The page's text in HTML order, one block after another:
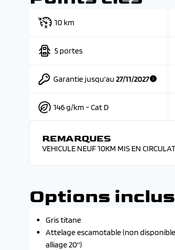
10 km
5 portes
Garantie jusqu'au 27/11/2027
146 g/km - Cat D
REMARQUES
VEHICULE NEUF 10KM MIS EN
Options
Gris titane
Attelage escamotable (non
alliage 20'')